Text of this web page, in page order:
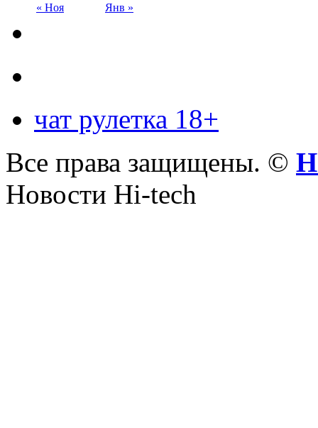
« Ноя Янв »
чат рулетка 18+
Все права защищены. ©
Новости Hi-tech